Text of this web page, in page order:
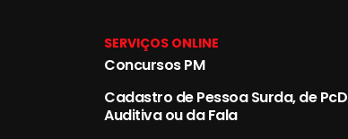
SERVIÇOS ONLINE
Concursos PM
Cadastro de Pessoa Surda, de PcD
Auditiva ou da Fala